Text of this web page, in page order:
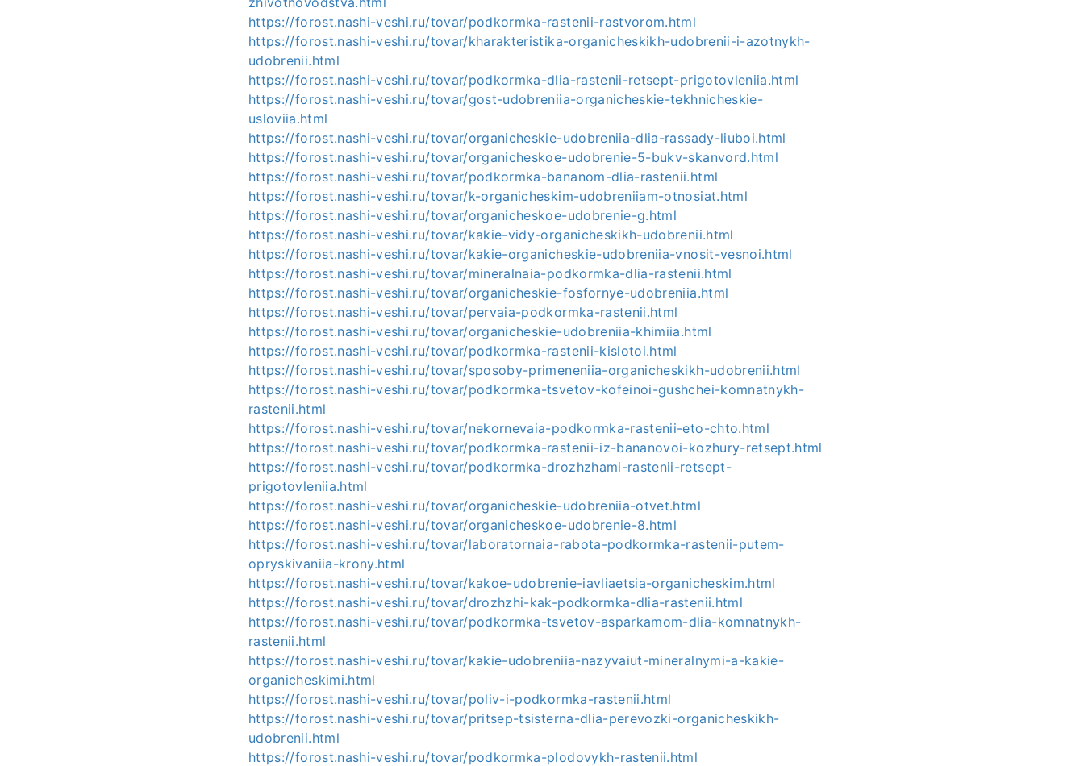
https://forost.nashi-veshi.ru/tovar/podkormka-rastenii-rastvorom.html
https://forost.nashi-veshi.ru/tovar/kharakteristika-organicheskikh-udobrenii-i-azotnykh-
udobrenii.html
https://forost.nashi-veshi.ru/tovar/podkormka-dlia-rastenii-retsept-prigotovleniia.html
https://forost.nashi-veshi.ru/tovar/gost-udobreniia-organicheskie-tekhnicheskie-
usloviia.html
https://forost.nashi-veshi.ru/tovar/organicheskie-udobreniia-dlia-rassady-liuboi.html
https://forost.nashi-veshi.ru/tovar/organicheskoe-udobrenie-5-bukv-skanvord.html
https://forost.nashi-veshi.ru/tovar/podkormka-bananom-dlia-rastenii.html
https://forost.nashi-veshi.ru/tovar/k-organicheskim-udobreniiam-otnosiat.html
https://forost.nashi-veshi.ru/tovar/organicheskoe-udobrenie-g.html
https://forost.nashi-veshi.ru/tovar/kakie-vidy-organicheskikh-udobrenii.html
https://forost.nashi-veshi.ru/tovar/kakie-organicheskie-udobreniia-vnosit-vesnoi.html
https://forost.nashi-veshi.ru/tovar/mineralnaia-podkormka-dlia-rastenii.html
https://forost.nashi-veshi.ru/tovar/organicheskie-fosfornye-udobreniia.html
https://forost.nashi-veshi.ru/tovar/pervaia-podkormka-rastenii.html
https://forost.nashi-veshi.ru/tovar/organicheskie-udobreniia-khimiia.html
https://forost.nashi-veshi.ru/tovar/podkormka-rastenii-kislotoi.html
https://forost.nashi-veshi.ru/tovar/sposoby-primeneniia-organicheskikh-udobrenii.html
https://forost.nashi-veshi.ru/tovar/podkormka-tsvetov-kofeinoi-gushchei-komnatnykh-
rastenii.html
https://forost.nashi-veshi.ru/tovar/nekornevaia-podkormka-rastenii-eto-chto.html
https://forost.nashi-veshi.ru/tovar/podkormka-rastenii-iz-bananovoi-kozhury-retsept.html
https://forost.nashi-veshi.ru/tovar/podkormka-drozhzhami-rastenii-retsept-
prigotovleniia.html
https://forost.nashi-veshi.ru/tovar/organicheskie-udobreniia-otvet.html
https://forost.nashi-veshi.ru/tovar/organicheskoe-udobrenie-8.html
https://forost.nashi-veshi.ru/tovar/laboratornaia-rabota-podkormka-rastenii-putem-
opryskivaniia-krony.html
https://forost.nashi-veshi.ru/tovar/kakoe-udobrenie-iavliaetsia-organicheskim.html
https://forost.nashi-veshi.ru/tovar/drozhzhi-kak-podkormka-dlia-rastenii.html
https://forost.nashi-veshi.ru/tovar/podkormka-tsvetov-asparkamom-dlia-komnatnykh-
rastenii.html
https://forost.nashi-veshi.ru/tovar/kakie-udobreniia-nazyvaiut-mineralnymi-a-kakie-
organicheskimi.html
https://forost.nashi-veshi.ru/tovar/poliv-i-podkormka-rastenii.html
https://forost.nashi-veshi.ru/tovar/pritsep-tsisterna-dlia-perevozki-organicheskikh-
udobrenii.html
https://forost.nashi-veshi.ru/tovar/podkormka-plodovykh-rastenii.html